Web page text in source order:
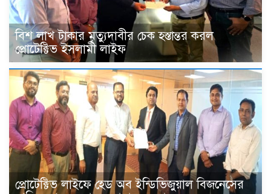
বিশ লাখ টাকার মৃত্যুদাবীর চেক হস্তান্তর করল
প্রোটেক্টিভ ইসলামী লাইফ
প্রোটেক্টিভ লাইফে হেড অব ইন্ডিভিজুয়াল বিজনেসের